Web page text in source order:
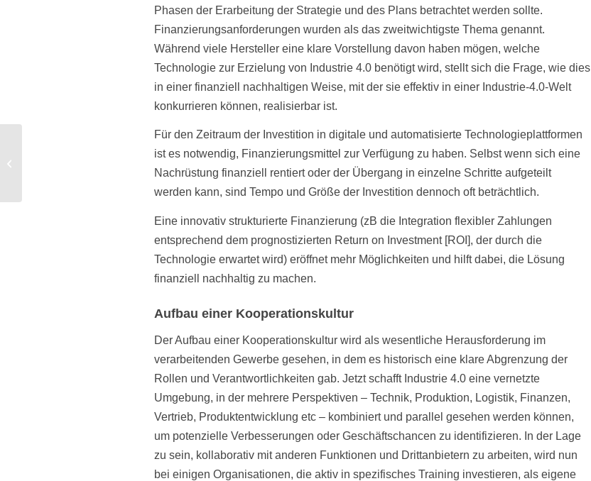
Phasen der Erarbeitung der Strategie und des Plans betrachtet werden sollte.
Finanzierungsanforderungen wurden als das zweitwichtigste Thema genannt.
Während viele Hersteller eine klare Vorstellung davon haben mögen, welche
Technologie zur Erzielung von Industrie 4.0 benötigt wird, stellt sich die Frage, wie dies
in einer finanziell nachhaltigen Weise, mit der sie effektiv in einer Industrie-4.0-Welt
konkurrieren können, realisierbar ist.
Für den Zeitraum der Investition in digitale und automatisierte Technologieplattformen
ist es notwendig, Finanzierungsmittel zur Verfügung zu haben. Selbst wenn sich eine
Nachrüstung finanziell rentiert oder der Übergang in einzelne Schritte aufgeteilt
werden kann, sind Tempo und Größe der Investition dennoch oft beträchtlich.
Eine innovativ strukturierte Finanzierung (zB die Integration flexibler Zahlungen
entsprechend dem prognostizierten Return on Investment [ROI], der durch die
Technologie erwartet wird) eröffnet mehr Möglichkeiten und hilft dabei, die Lösung
finanziell nachhaltig zu machen.
Aufbau einer Kooperationskultur
Der Aufbau einer Kooperationskultur wird als wesentliche Herausforderung im
verarbeitenden Gewerbe gesehen, in dem es historisch eine klare Abgrenzung der
Rollen und Verantwortlichkeiten gab. Jetzt schafft Industrie 4.0 eine vernetzte
Umgebung, in der mehrere Perspektiven – Technik, Produktion, Logistik, Finanzen,
Vertrieb, Produktentwicklung etc – kombiniert und parallel gesehen werden können,
um potenzielle Verbesserungen oder Geschäftschancen zu identifizieren. In der Lage
zu sein, kollaborativ mit anderen Funktionen und Drittanbietern zu arbeiten, wird nun
bei einigen Organisationen, die aktiv in spezifisches Training investieren, als eigene